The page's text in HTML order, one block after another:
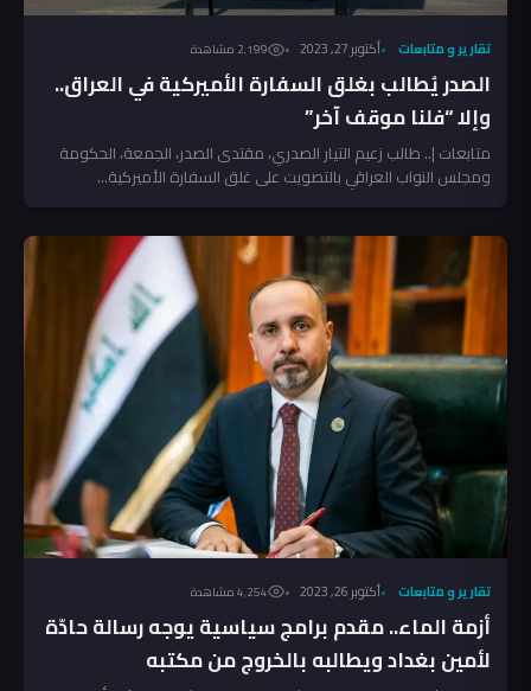
تقارير و متابعات أكتوبر 27, 2023 2٬199 مشاهدة
الصدر يُطالب بغلق السفارة الأميركية في العراق..
وإلا “فلنا موقف آخر”
متابعات |.. طالب زعيم التيار الصدري، مقتدى الصدر، الجمعة، الحكومة
ومجلس النواب العراقي بالتصويت على غلق السفارة الأميركية...
تقارير و متابعات أكتوبر 26, 2023 4٬254 مشاهدة
أزمة الماء.. مقدم برامج سياسية يوجه رسالة حادّة
لأمين بغداد ويطالبه بالخروج من مكتبه